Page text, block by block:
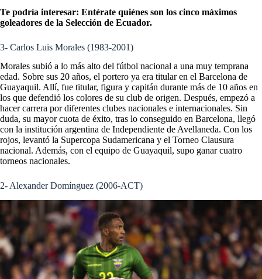
Te podría interesar: Entérate quiénes son los cinco máximos
goleadores de la Selección de Ecuador.
3- Carlos Luis Morales (1983-2001)
Morales subió a lo más alto del fútbol nacional a una muy temprana
edad. Sobre sus 20 años, el portero ya era titular en el Barcelona de
Guayaquil. Allí, fue titular, figura y capitán durante más de 10 años en
los que defendió los colores de su club de origen. Después, empezó a
hacer carrera por diferentes clubes nacionales e internacionales. Sin
duda, su mayor cuota de éxito, tras lo conseguido en Barcelona, llegó
con la institución argentina de Independiente de Avellaneda. Con los
rojos, levantó la Supercopa Sudamericana y el Torneo Clausura
nacional. Además, con el equipo de Guayaquil, supo ganar cuatro
torneos nacionales.
2- Alexander Domínguez (2006-ACT)